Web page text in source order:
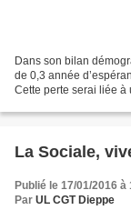
Dans son bilan
de 0,3 année
Cette perte serai liée à
La Sociale,
Publié le 17/01/2016 à
Par UL CGT Dieppe